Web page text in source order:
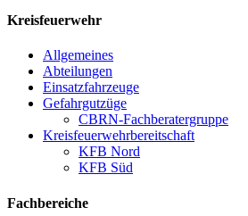
Kreisfeuerwehr
Allgemeines
Abteilungen
Einsatzfahrzeuge
Gefahrgutzüge
CBRN-Fachberatergruppe
Kreisfeuerwehrbereitschaft
KFB Nord
KFB Süd
Fachbereiche